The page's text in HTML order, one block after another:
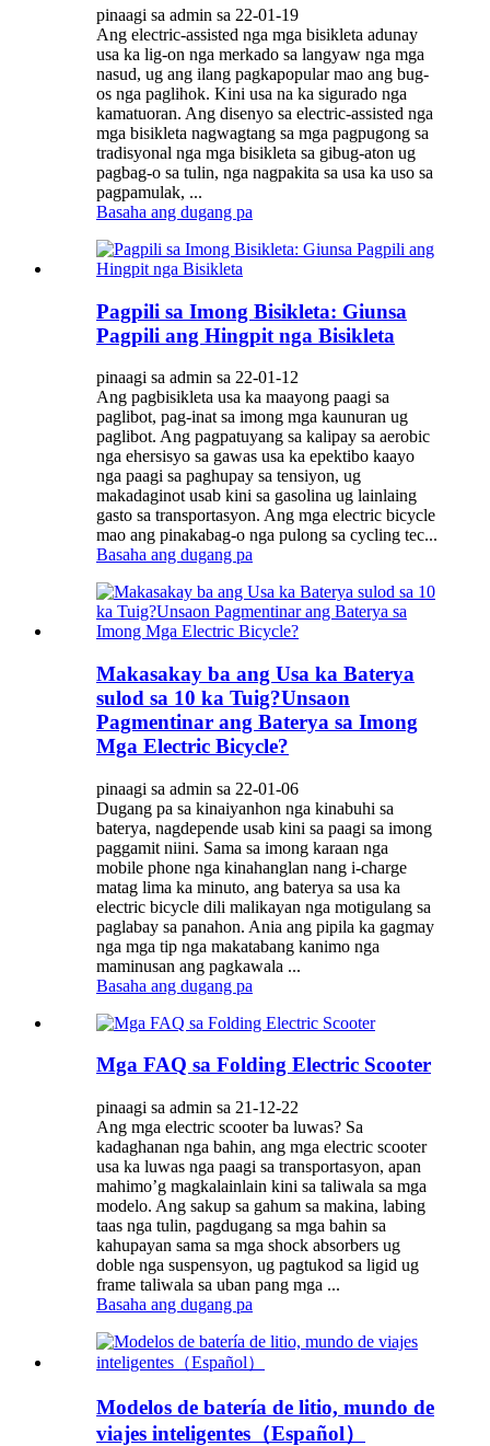
pinaagi sa admin sa 22-01-19
Ang electric-assisted nga mga bisikleta adunay
usa ka lig-on nga merkado sa langyaw nga mga
nasud, ug ang ilang pagkapopular mao ang bug-
os nga paglihok. Kini usa na ka sigurado nga
kamatuoran. Ang disenyo sa electric-assisted nga
mga bisikleta nagwagtang sa mga pagpugong sa
tradisyonal nga mga bisikleta sa gibug-aton ug
pagbag-o sa tulin, nga nagpakita sa usa ka uso sa
pagpamulak, ...
Basaha ang dugang pa
Pagpili sa Imong Bisikleta: Giunsa
Pagpili ang Hingpit nga Bisikleta
pinaagi sa admin sa 22-01-12
Ang pagbisikleta usa ka maayong paagi sa
paglibot, pag-inat sa imong mga kaunuran ug
paglibot. Ang pagpatuyang sa kalipay sa aerobic
nga ehersisyo sa gawas usa ka epektibo kaayo
nga paagi sa paghupay sa tensiyon, ug
makadaginot usab kini sa gasolina ug lainlaing
gasto sa transportasyon. Ang mga electric bicycle
mao ang pinakabag-o nga pulong sa cycling tec...
Basaha ang dugang pa
Makasakay ba ang Usa ka Baterya
sulod sa 10 ka Tuig?Unsaon
Pagmentinar ang Baterya sa Imong
Mga Electric Bicycle?
pinaagi sa admin sa 22-01-06
Dugang pa sa kinaiyanhon nga kinabuhi sa
baterya, nagdepende usab kini sa paagi sa imong
paggamit niini. Sama sa imong karaan nga
mobile phone nga kinahanglan nang i-charge
matag lima ka minuto, ang baterya sa usa ka
electric bicycle dili malikayan nga motigulang sa
paglabay sa panahon. Ania ang pipila ka gagmay
nga mga tip nga makatabang kanimo nga
maminusan ang pagkawala ...
Basaha ang dugang pa
Mga FAQ sa Folding Electric Scooter
pinaagi sa admin sa 21-12-22
Ang mga electric scooter ba luwas? Sa
kadaghanan nga bahin, ang mga electric scooter
usa ka luwas nga paagi sa transportasyon, apan
mahimo’g magkalainlain kini sa taliwala sa mga
modelo. Ang sakup sa gahum sa makina, labing
taas nga tulin, pagdugang sa mga bahin sa
kahupayan sama sa mga shock absorbers ug
doble nga suspensyon, ug pagtukod sa ligid ug
frame taliwala sa uban pang mga ...
Basaha ang dugang pa
Modelos de batería de litio, mundo de
viajes inteligentes（Español）